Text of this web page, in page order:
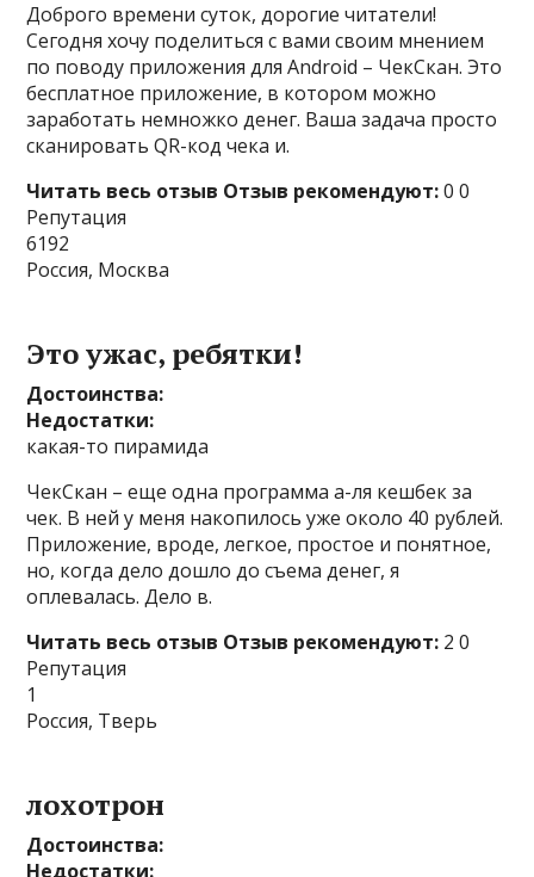
Доброго времени суток, дорогие читатели!
Сегодня хочу поделиться с вами своим мнением
по поводу приложения для Android – ЧекСкан. Это
бесплатное приложение, в котором можно
заработать немножко денег. Ваша задача просто
сканировать QR-код чека и.
Читать весь отзыв Отзыв рекомендуют:0 0
Репутация
6192
Россия, Москва
Это ужас, ребятки!
Достоинства:
Недостатки:
какая-то пирамида
ЧекСкан – еще одна программа а-ля кешбек за
чек. В ней у меня накопилось уже около 40 рублей.
Приложение, вроде, легкое, простое и понятное,
но, когда дело дошло до съема денег, я
оплевалась. Дело в.
Читать весь отзыв Отзыв рекомендуют: 2 0
Репутация
1
Россия, Тверь
лохотрон
Достоинства:
Недостатки: